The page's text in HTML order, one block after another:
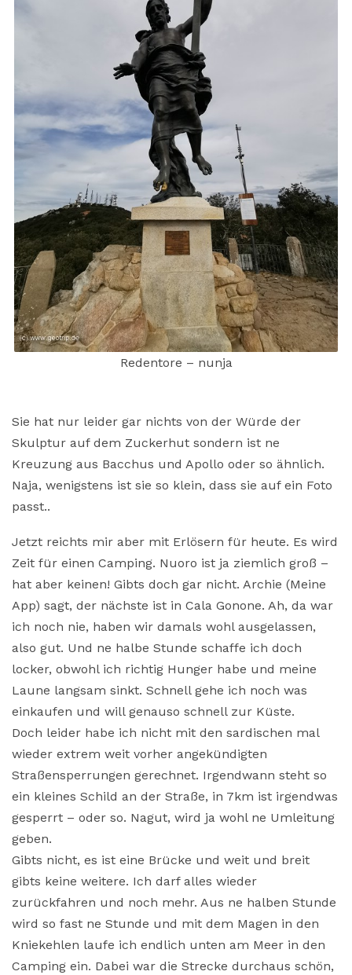
Redentore – nunja
Sie hat nur leider gar nichts von der Würde der
Skulptur auf dem Zuckerhut sondern ist ne
Kreuzung aus Bacchus und Apollo oder so ähnlich.
Naja, wenigstens ist sie so klein, dass sie auf ein Foto
passt..
Jetzt reichts mir aber mit Erlösern für heute. Es wird
Zeit für einen Camping. Nuoro ist ja ziemlich groß –
hat aber keinen! Gibts doch gar nicht. Archie (Meine
App) sagt, der nächste ist in Cala Gonone. Ah, da war
ich noch nie, haben wir damals wohl ausgelassen,
also gut. Und ne halbe Stunde schaffe ich doch
locker, obwohl ich richtig Hunger habe und meine
Laune langsam sinkt. Schnell gehe ich noch was
einkaufen und will genauso schnell zur Küste.
Doch leider habe ich nicht mit den sardischen mal
wieder extrem weit vorher angekündigten
Straßensperrungen gerechnet. Irgendwann steht so
ein kleines Schild an der Straße, in 7km ist irgendwas
gesperrt – oder so. Nagut, wird ja wohl ne Umleitung
geben.
Gibts nicht, es ist eine Brücke und weit und breit
gibts keine weitere. Ich darf alles wieder
zurückfahren und noch mehr. Aus ne halben Stunde
wird so fast ne Stunde und mit dem Magen in den
Kniekehlen laufe ich endlich unten am Meer in den
Camping ein. Dabei war die Strecke durchaus schön,